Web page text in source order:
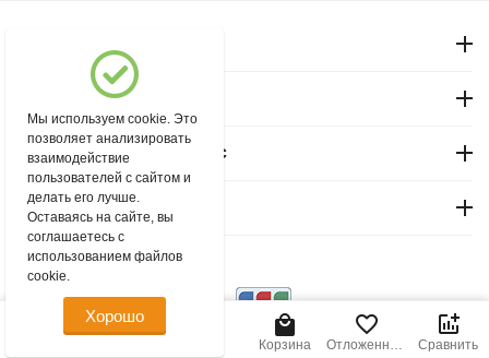
Магазин "Северный"
Покупательский сервис
Контакты
© 2004 - 2026 msever.ru.
38.00 Р В корзину
Корзина
Отложенные
Сравнить
Мы используем cookie. Это
позволяет анализировать
взаимодействие
пользователей с сайтом и
делать его лучше.
Оставаясь на сайте, вы
соглашаетесь с
использованием файлов
cookie.
Хорошо